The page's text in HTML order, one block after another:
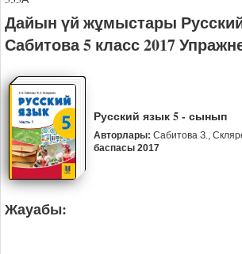
Дайын үй жұмыстары
Сабитова 5 класс 2017
Русский язык 5 - сынып
Авторлары: Сабитова З.,
баспасы 2017
Жауабы: